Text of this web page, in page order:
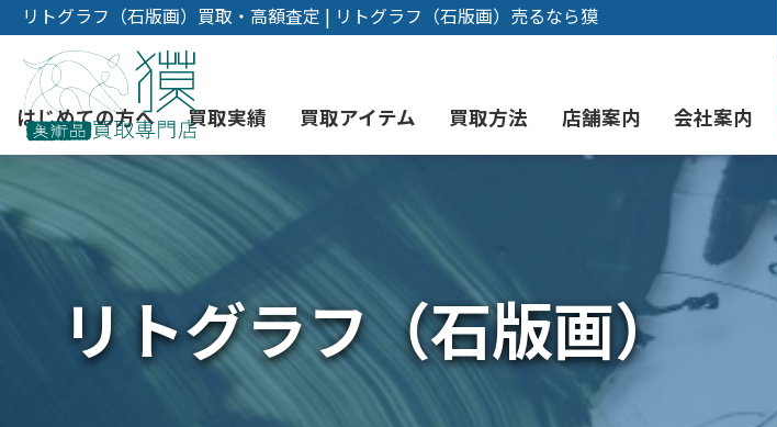
容
キ
ッ
リトグラフ（石版画）買取・高額査定 | リトグラフ（石版画）売るなら獏
はじめての方へ
初めての美術品売却 よくあるご質問
YOUTUBE instagram
買取実績 買取アイテム
絵画買取 現代アート買取
版画買取 日本画買取
シルクスクリーン買取 浮世絵買取
買取方法
3つの買取方法 出張買取（無料）
宅配・郵送買取 業者間オークション出品代行
時価評価サービス
店舗案内
東京店
会社案内
会社概要
消費者志向自主宣言
リトグラフ（石版画）